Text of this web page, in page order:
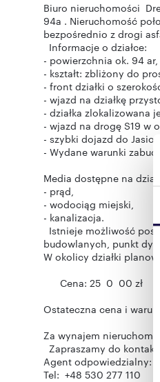
Biuro nieruchomości
94a . Nieruchomość
bezpośrednio z drogi
Informacje o działce:
- powierzchnia ok. 94 ar,
- kształt: zbliżony do
- front działki o
- wjazd na działkę
- działka zlokalizowana
- wjazd na drogę S19 w
- szybki dojazd do
- Wydane warunki
Media dostępne na
- prąd,
- wodociąg miejski,
- kanalizacja.
Istnieje możliwość
budowlanych, punkt
W okolicy działki
Cena: 25 0 00 zł
Ostateczna cena i
Za wynajem
Zapraszamy do
Agent odpowiedzialny:
Tel: +48 530 277 110